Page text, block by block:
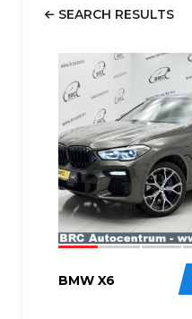
SEARCH RESULTS
58
BMW X6